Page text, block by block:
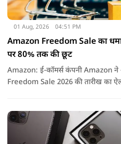
01 Aug, 2026 04:51 PM
Amazon Freedom Sale का
पर 80% तक की छूट
Amazon: ई-कॉमर्स कंपनी Amazon ने
Freedom Sale 2026 की तारीख का